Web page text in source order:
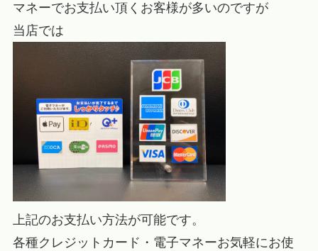
マネーでお支払い頂くお客様が多いのですが
当店では
上記のお支払い方法が可能です。
各種クレジットカード・電子マネーお気軽にお使